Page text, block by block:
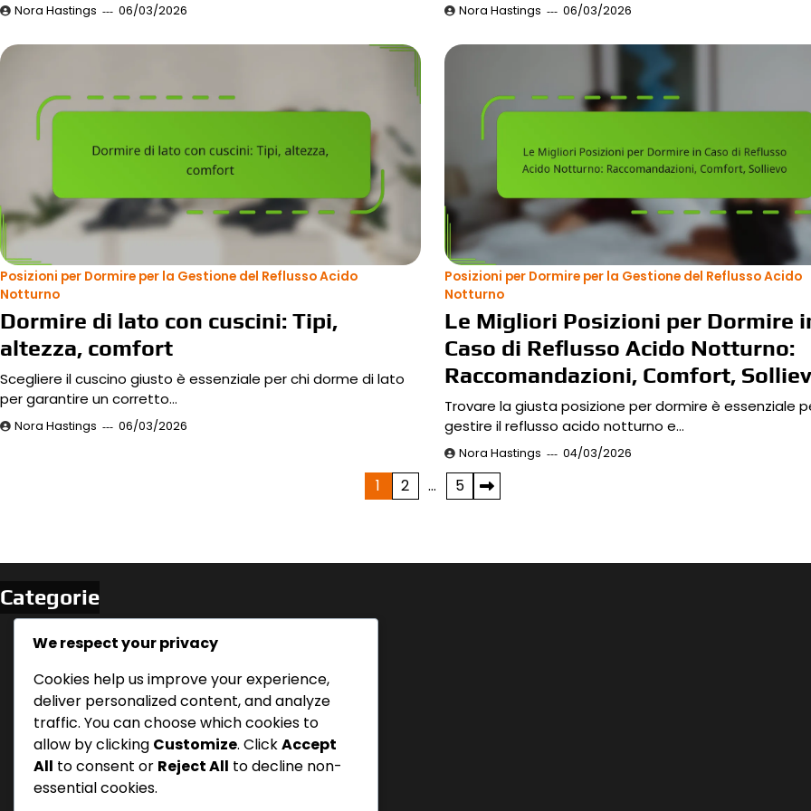
Nora Hastings 06/03/2026 Nora Hastings 06/03/2026
Posizioni per Dormire per la Gestione del Reflusso Acido
Notturno
Dormire di lato con cuscini: Tipi,
altezza, comfort
Scegliere il cuscino giusto è essenziale per chi dorme di lato
per garantire un corretto…
Nora Hastings 06/03/2026
Posizioni per Dormire per la Gestione del Reflusso Acido
Notturno
Le Migliori Posizioni per Dormire
Caso di Reflusso Acido Notturno:
Raccomandazioni, Comfort,
Trovare la giusta posizione per dormire è essenziale
gestire il reflusso acido notturno e…
Nora Hastings 04/03/2026
1 2 … 5
Categorie
Modifiche dello Stile di Vita per
Gestire il Reflusso Acido Notturno
Posizioni per Dormire per la
Gestione del Reflusso Acido
Notturno
Protocolli di Tempistica dei Pasti per
il Sollievo dal Reflusso Acido
We respect your privacy
Cookies help us improve your experience,
deliver personalized content, and analyze
traffic. You can choose which cookies to
allow by clicking Customize. ClickAccept
All to consent or Reject All to decline non-
essential cookies.